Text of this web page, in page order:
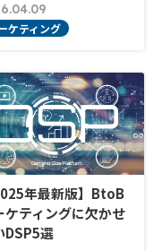
ケティング
年最新版】BtoB
ケティングに欠かせ
DSP5選